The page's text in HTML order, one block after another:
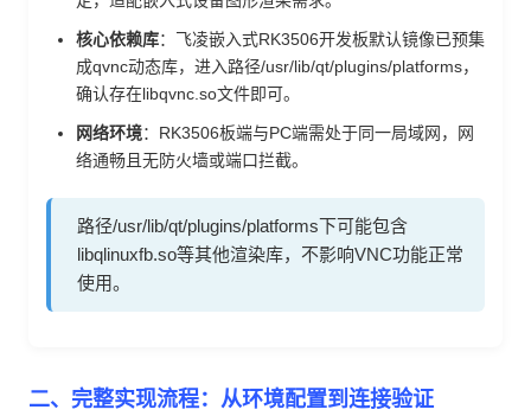
核心依赖库： 飞凌嵌入式RK3506开发板默认镜像已预集
成qvnc动态库，进入路径/usr/lib/qt/plugins/platforms，
确认存在libqvnc.so文件即可。
网络环境：RK3506板端与PC端需处于同一局域网，网
络通畅且无防火墙或端口拦截。
路径/usr/lib/qt/plugins/platforms下可能包含
libqlinuxfb.so等其他渲染库，不影响VNC功能正常
使用。
二、完整实现流程：从环境配置到连接验证